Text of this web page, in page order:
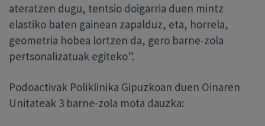
ateratzen dugu, tentsio doigarria duen mintz
elastiko baten gainean zapalduz, eta, horrela,
geometria hobea lortzen da, gero barne-zola
pertsonalizatuak egiteko”.
Podoactivak Poliklinika Gipuzkoan duen Oinaren
Unitateak 3 barne-zola mota dauzka: